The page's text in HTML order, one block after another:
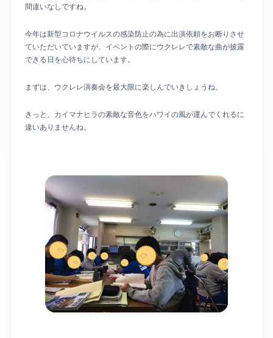
間違いなしですね。
今年は新型コロナウイルスの感染防止の為に出演依頼をお断りさせ
ていただいていますが、イベントの際にウクレレで素敵な曲が披露
できる日を心待ちにしています。
まずは、ウクレレ演奏会を最大限に楽しんでいきしょうね。
きっと、カイマナヒラの素敵な音色をハワイの風が運んでくれるに
違いありませんね。